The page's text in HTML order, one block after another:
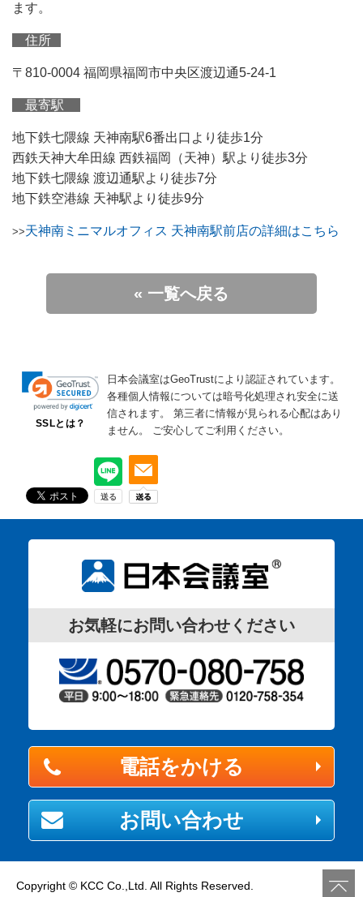
ます。
住所
〒810-0004 福岡県福岡市中央区渡辺通5-24-1
最寄駅
地下鉄七隈線 天神南駅6番出口より徒歩1分
西鉄天神大牟田線 西鉄福岡（天神）駅より徒歩3分
地下鉄七隈線 渡辺通駅より徒歩7分
地下鉄空港線 天神駅より徒歩9分
>>天神南ミニマルオフィス 天神南駅前店の詳細はこちら
« 一覧へ戻る
SSLとは？
日本会議室はGeoTrustにより認証されています。
各種個人情報については暗号化処理され安全に送
信されます。
第三者に情報が見られる心配はあり
ません。
ご安心してご利用ください。
お気軽にお問い合わせください
電話をかける
お問い合わせ
Copyright © KCC Co.,Ltd. All Rights Reserved.